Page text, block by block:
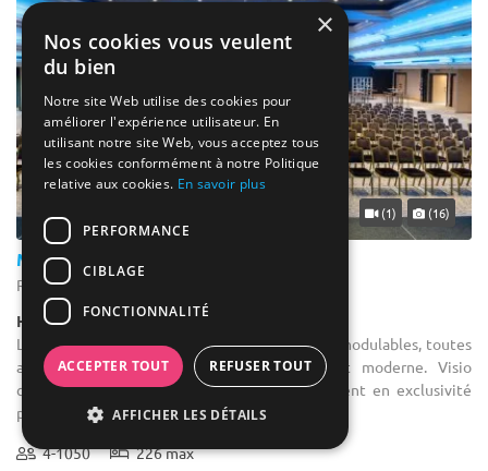
(1) (16)
Martin's Château du Lac
Rixensart - Brabant wallon (WBR)
Hôtel / Hôtel 5*****
Location salle pour une conférence : 23 salles modulables, toutes
avec la lumière du jour et un équipement moderne. Visio
conférence possible. Location de l'établissement en exclusivité
possible. Nos ...
4-1050 226 max
×
Nos cookies vous veulent
du bien
Notre site Web utilise des cookies pour
améliorer l'expérience utilisateur. En
utilisant notre site Web, vous acceptez tous
les cookies conformément à notre Politique
relative aux cookies. En savoir plus
PERFORMANCE
CIBLAGE
FONCTIONNALITÉ
ACCEPTER TOUT REFUSER TOUT
AFFICHER LES DÉTAILS